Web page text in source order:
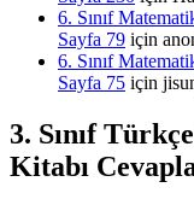
6. Sınıf
Sayfa 79 için
6. Sınıf
Sayfa 75 için
3. Sınıf
Kitabı